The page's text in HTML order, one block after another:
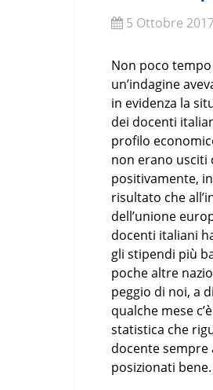
5 Ottobre
Non poco tempo
un’indagine
in evidenza la
dei docenti
profilo
non erano usciti
positivamente,
risultato che
dell’unione
docenti italiani
gli stipendi più
poche altre
peggio di noi, a
qualche mese
statistica che
docente sempre
posizionati bene.